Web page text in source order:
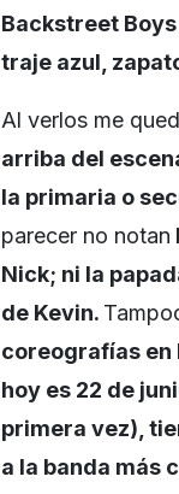
Backstreet Boys
traje azul,
Al verlos me
arriba del
la primaria o
parecer no notan
Nick; ni la
de Kevin.
coreografías en
hoy es 22 de
primera vez),
a la banda más